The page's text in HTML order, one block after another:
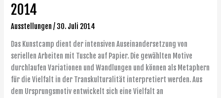
2014
Ausstellungen / 30. Juli 2014
Das Kunstcamp dient der intensiven Auseinandersetzung von
seriellen Arbeiten mit Tusche auf Papier. Die gewählten Motive
durchlaufen Variationen und Wandlungen und können als Metaphern
für die Vielfalt in der Transkulturalität interpretiert werden. Aus
dem Ursprungsmotiv entwickelt sich eine Vielfalt an
beim
KUNSTCAMP